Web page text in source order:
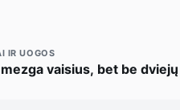
IR UOGOS
vaisius, bet be